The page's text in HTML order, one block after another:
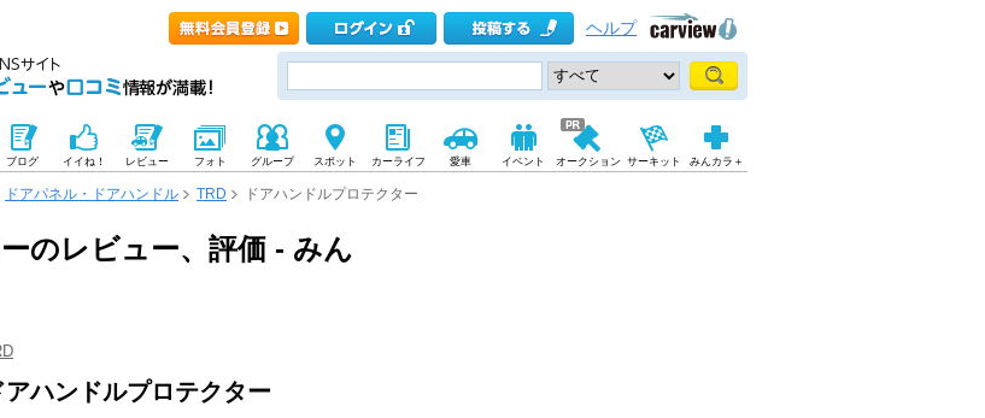
ヘルプ
ブログ イイね！ レビュー フォト グループ スポット カーライフ 愛車 イベント オークション サーキット みんカラ＋
ドアパネル・ドアハンドル TRD ドアハンドルプロテクター
のレビュー、評価 - みん
アハンドルプロテクター